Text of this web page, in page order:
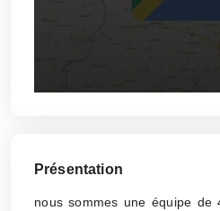
Présentation
nous sommes une équipe de